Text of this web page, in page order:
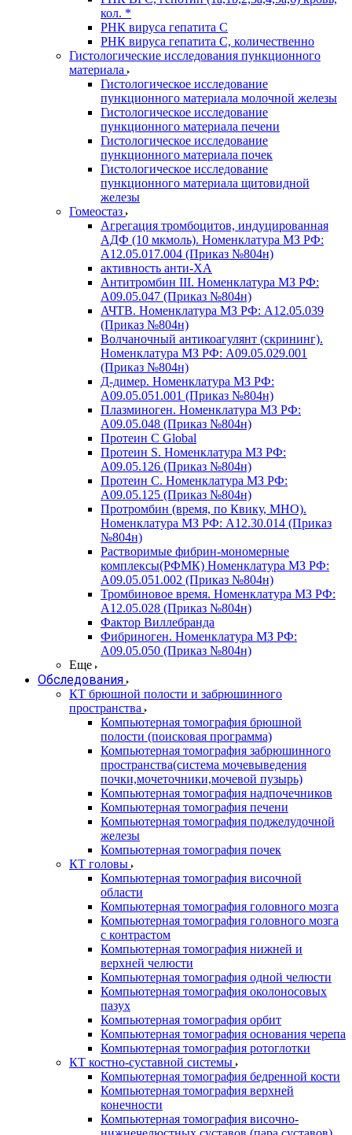
кол. *
РНК вируса гепатита C
РНК вируса гепатита C, количественно
Гистологические исследования пункционного
материала
Гистологическое исследование
пункционного материала молочной железы
Гистологическое исследование
пункционного материала печени
Гистологическое исследование
пункционного материала почек
Гистологическое исследование
пункционного материала щитовидной
железы
Гомеостаз
Агрегация тромбоцитов, индуцированная
АДФ (10 мкмоль). Номенклатура МЗ РФ:
A12.05.017.004 (Приказ №804н)
активность анти-ХА
Антитромбин III. Номенклатура МЗ РФ:
A09.05.047 (Приказ №804н)
АЧТВ. Номенклатура МЗ РФ: A12.05.039
(Приказ №804н)
Волчаночный антикоагулянт (скрининг).
Номенклатура МЗ РФ: A09.05.029.001
(Приказ №804н)
Д-димер. Номенклатура МЗ РФ:
A09.05.051.001 (Приказ №804н)
Плазминоген. Номенклатура МЗ РФ:
A09.05.048 (Приказ №804н)
Протеин C Global
Протеин S. Номенклатура МЗ РФ:
A09.05.126 (Приказ №804н)
Протеин С. Номенклатура МЗ РФ:
A09.05.125 (Приказ №804н)
Протромбин (время, по Квику, МНО).
Номенклатура МЗ РФ: A12.30.014 (Приказ
№804н)
Растворимые фибрин-мономерные
комплексы(РФМК) Номенклатура МЗ РФ:
A09.05.051.002 (Приказ №804н)
Тромбиновое время. Номенклатура МЗ РФ:
A12.05.028 (Приказ №804н)
Фактор Виллебранда
Фибриноген. Номенклатура МЗ РФ:
A09.05.050 (Приказ №804н)
Еще
Обследования
КТ брюшной полости и забрюшинного
пространства
Компьютерная томография брюшной
полости (поисковая программа)
Компьютерная томография забрюшинного
пространства(система мочевыведения
почки,мочеточники,мочевой пузырь)
Компьютерная томография надпочечников
Компьютерная томография печени
Компьютерная томография поджелудочной
железы
Компьютерная томография почек
КТ головы
Компьютерная томография височной
области
Компьютерная томография головного мозга
Компьютерная томография головного мозга
с контрастом
Компьютерная томография нижней и
верхней челюсти
Компьютерная томография одной челюсти
Компьютерная томография околоносовых
пазух
Компьютерная томография орбит
Компьютерная томография основания черепа
Компьютерная томография ротоглотки
КТ костно-суставной системы
Компьютерная томография бедренной кости
Компьютерная томография верхней
конечности
Компьютерная томография височно-